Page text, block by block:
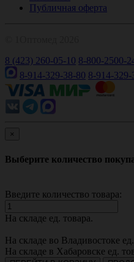
Публичная оферта
8 (423) 260-05-10 8-800-2500-
8-914-329-38-80 8-914-329-
×
Выберите количество
Введите количество товара:
На складе ед. товара.
На складе во Владивостоке
На складе в Хабаровске ед.